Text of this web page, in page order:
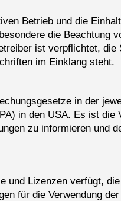
Betrieb und die
die Beachtung
ist verpflichtet,
im Einklang steht.
in der
in den USA. Es ist die
zu informieren und
und Lizenzen verfügt,
für die Verwendung